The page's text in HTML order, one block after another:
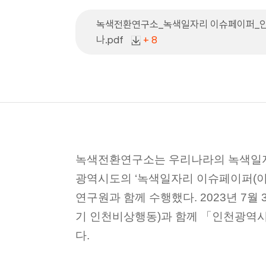
녹색전환연구소_녹색일자리 이슈페이퍼_
나.pdf
+ 8
녹색전환연구소는 우리나라의 녹색
광역시도의 ‘녹색일자리 이슈페이퍼(
연구원과 함께 수행했다. 2023년 7월
기 인천비상행동)과 함께 「인천광역
다.